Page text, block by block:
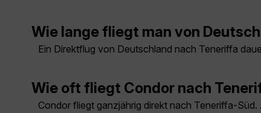
Wie lange fliegt man von
Ein Direktflug von Deutschland nach Teneriffa
Wie oft fliegt Condor nach
Condor fliegt ganzjährig direkt nach Teneriffa-